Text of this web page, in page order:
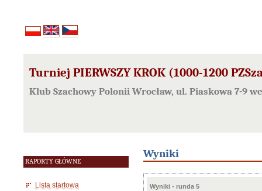
Turniej PIERWSZY KROK (1000-1200
Klub Szachowy Polonii Wrocław, ul. Piaskowa 7-9
RAPORTY GŁÓWNE
Lista startowa
Wyniki
Wyniki - runda 5